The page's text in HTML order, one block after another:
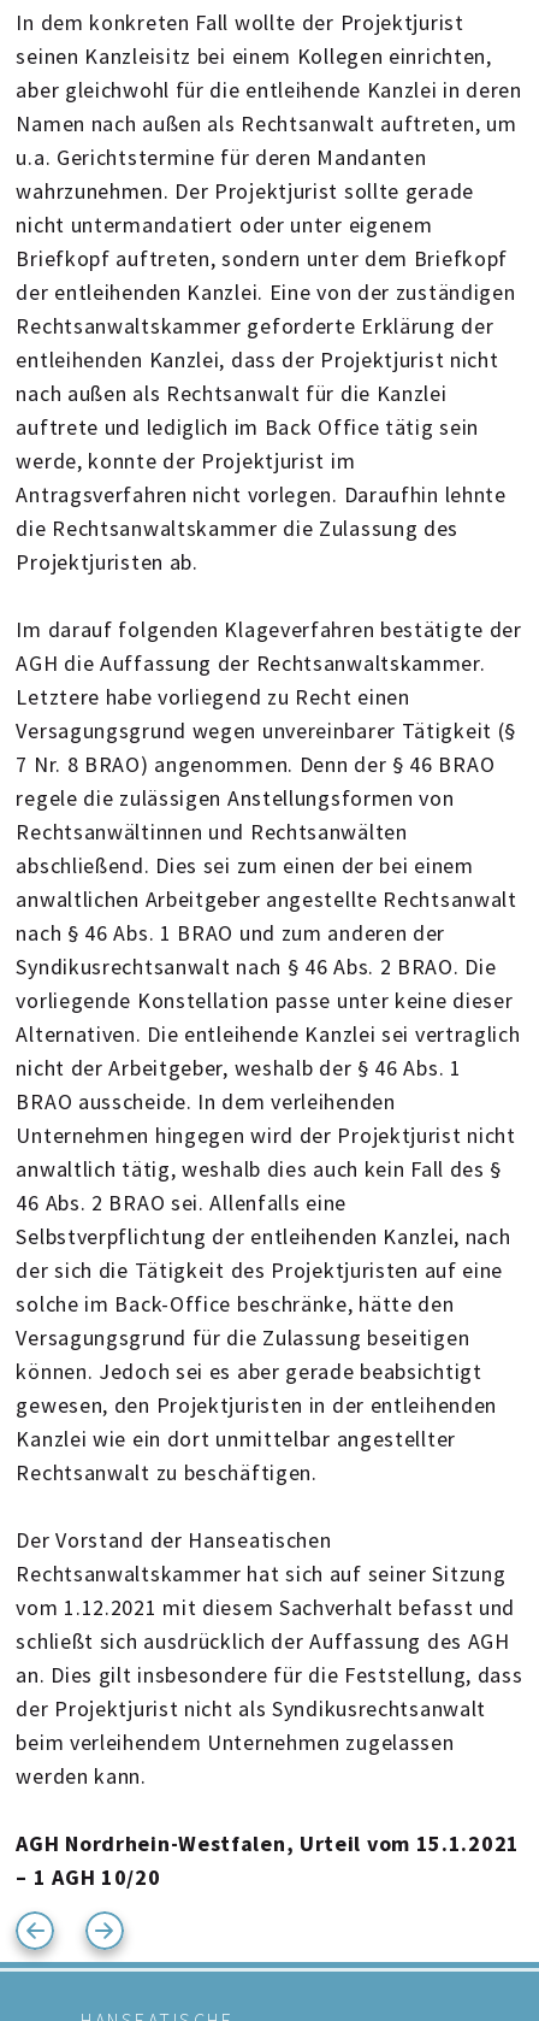
In dem konkreten Fall wollte der Projektjurist
seinen Kanzleisitz bei einem Kollegen einrichten,
aber gleichwohl für die entleihende Kanzlei in deren
Namen nach außen als Rechtsanwalt auftreten, um
u.a. Gerichtstermine für deren Mandanten
wahrzunehmen. Der Projektjurist sollte gerade
nicht untermandatiert oder unter eigenem
Briefkopf auftreten, sondern unter dem Briefkopf
der entleihenden Kanzlei. Eine von der zuständigen
Rechtsanwaltskammer geforderte Erklärung der
entleihenden Kanzlei, dass der Projektjurist nicht
nach außen als Rechtsanwalt für die Kanzlei
auftrete und lediglich im Back Office tätig sein
werde, konnte der Projektjurist im
Antragsverfahren nicht vorlegen. Daraufhin lehnte
die Rechtsanwaltskammer die Zulassung des
Projektjuristen ab.
Im darauf folgenden Klageverfahren bestätigte der
AGH die Auffassung der Rechtsanwaltskammer.
Letztere habe vorliegend zu Recht einen
Versagungsgrund wegen unvereinbarer Tätigkeit (§
7 Nr. 8 BRAO) angenommen. Denn der § 46 BRAO
regele die zulässigen Anstellungsformen von
Rechtsanwältinnen und Rechtsanwälten
abschließend. Dies sei zum einen der bei einem
anwaltlichen Arbeitgeber angestellte Rechtsanwalt
nach § 46 Abs. 1 BRAO und zum anderen der
Syndikusrechtsanwalt nach § 46 Abs. 2 BRAO. Die
vorliegende Konstellation passe unter keine dieser
Alternativen. Die entleihende Kanzlei sei vertraglich
nicht der Arbeitgeber, weshalb der § 46 Abs. 1
BRAO ausscheide. In dem verleihenden
Unternehmen hingegen wird der Projektjurist nicht
anwaltlich tätig, weshalb dies auch kein Fall des §
46 Abs. 2 BRAO sei. Allenfalls eine
Selbstverpflichtung der entleihenden Kanzlei, nach
der sich die Tätigkeit des Projektjuristen auf eine
solche im Back-Office beschränke, hätte den
Versagungsgrund für die Zulassung beseitigen
können. Jedoch sei es aber gerade beabsichtigt
gewesen, den Projektjuristen in der entleihenden
Kanzlei wie ein dort unmittelbar angestellter
Rechtsanwalt zu beschäftigen.
Der Vorstand der Hanseatischen
Rechtsanwaltskammer hat sich auf seiner Sitzung
vom 1.12.2021 mit diesem Sachverhalt befasst und
schließt sich ausdrücklich der Auffassung des AGH
an. Dies gilt insbesondere für die Feststellung, dass
der Projektjurist nicht als Syndikusrechtsanwalt
beim verleihendem Unternehmen zugelassen
werden kann.
AGH Nordrhein-Westfalen, Urteil vom 15.1.2021
– 1 AGH 10/20